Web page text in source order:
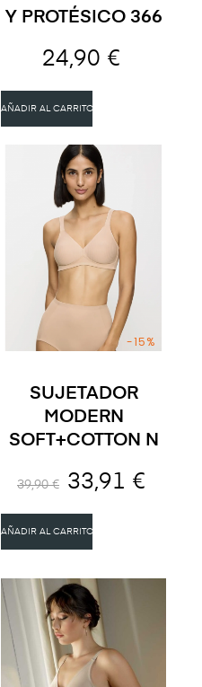
Y PROTÉSICO 366
24,90 €
AÑADIR AL CARRITO
SUJETADOR
MODERN
SOFT+COTTON N
39,90 €
-15%
33,91 €
AÑADIR AL CARRITO